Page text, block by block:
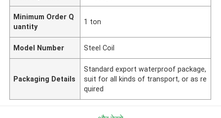
Minimum Order Q
uantity
1 ton
Model Number Steel Coil
Packaging Details
Standard export waterproof package,
suit for all kinds of transport, or as re
quired